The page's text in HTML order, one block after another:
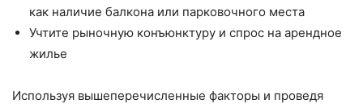
как наличие балкона или парковочного места
Учтите рыночную конъюнктуру и спрос на арендное
жилье
Используя вышеперечисленные факторы и проведя